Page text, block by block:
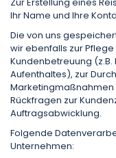
Ihr Name und Ihre
Die von uns
wir ebenfalls zur
Kundenbetreuung
Aufenthaltes), zur
Marketingmaßnahmen
Rückfragen zur
Auftragsabwicklung.
Folgende
Unternehmen: